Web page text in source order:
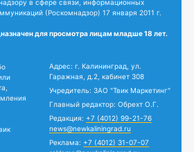
в сфере связи, информационных
(Роскомнадзор) 17 января 2011 г.
для просмотра лицам младше 18 лет.
Адрес: г. Калининград, ул.
Гаражная, д.2, кабинет 308
Учредитель: ЗАО "Твик Маркетинг"
Главный редактор: Обрехт О.Г.
Редакция: +7 (4012) 99-21-76
news@newkaliningrad.ru
Реклама: +7 (4012) 31-07-07